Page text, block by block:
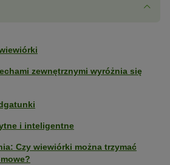
zewnętrznymi wyróżnia się
i inteligentne
Czy wiewiórki można trzymać